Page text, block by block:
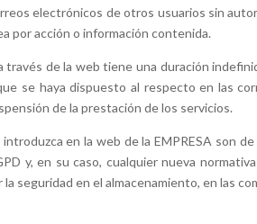
electrónicos de otros usuarios sin
por acción o información contenida.
de la web tiene una duración
se haya dispuesto al respecto en las
de la prestación de los servicios.
en la web de la EMPRESA son
y, en su caso, cualquier nueva
la seguridad en el almacenamiento, en las